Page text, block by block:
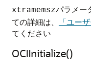
xtramemszパラメー
ての詳細は、
「ユー
てください
OCIInitialize()